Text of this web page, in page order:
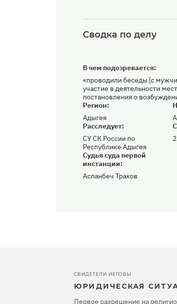
Сводка по делу
Регион:
Адыгея
В чем подозревается:
«проводили беседы [с
участие в деятельности
постановления о
Расследует:
СУ СК России по
Республике Адыгея
Судья суда первой
инстанции:
Асланбеч Трахов
СВИДЕТЕЛИ ИЕГОВЫ
ЮРИДИЧЕСКАЯ
Первое разрешение на